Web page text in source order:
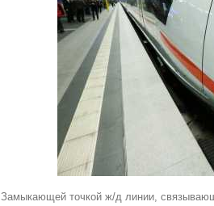
Замыкающей точкой ж/д линии,